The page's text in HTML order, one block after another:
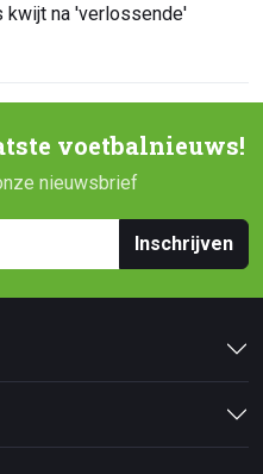
kwijt na 'verlossende'
voetbalnieuws!
nieuwsbrief
Inschrijven